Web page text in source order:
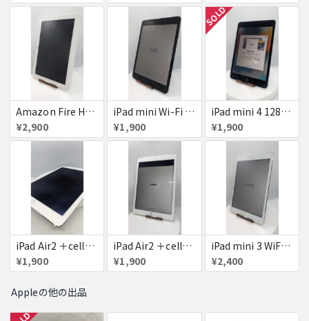
Amazon Fire HD 8 タブレット
¥2,900
iPad mini Wi-Fi + Cellular 64GB
¥1,900
SOLD
iPad mini 4 128GB
¥1,900
iPad Air2 ＋cellular 16GB
¥1,900
iPad Air2 ＋cellular 16GB
¥1,900
iPad mini 3 WiFi+Cellular 16GB
¥2,400
Appleの他の出品